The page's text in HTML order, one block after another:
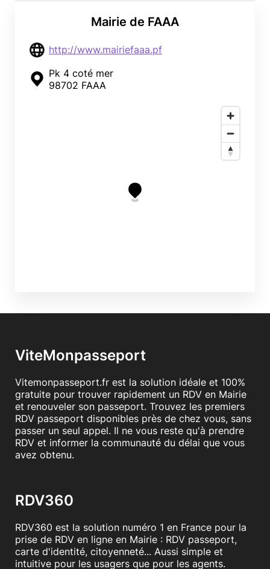
Mairie de FAAA
http://www.mairiefaaa.pf
Pk 4 coté mer
98702 FAAA
ViteMonpasseport
Vitemonpasseport.fr est la solution idéale et 100%
gratuite pour trouver rapidement un RDV en Mairie
et renouveler son passeport. Trouvez les premiers
RDV passeport disponibles près de chez vous, sans
passer un seul appel. Il ne vous reste qu'à prendre
RDV et informer la communauté du délai que vous
avez obtenu.
RDV360
RDV360 est la solution numéro 1 en France pour la
prise de RDV en ligne en Mairie : RDV passeport,
carte d'identité, citoyenneté... Aussi simple et
intuitive pour les usagers que pour les agents.